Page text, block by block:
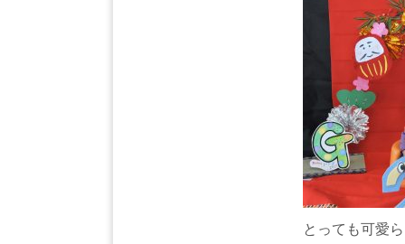
とっても可愛